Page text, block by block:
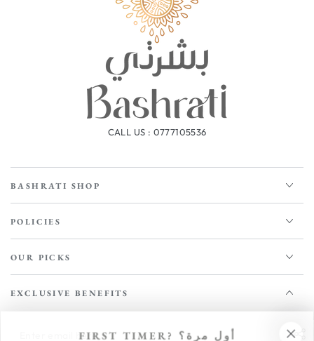
CALL US : 0777105536
BASHRATI SHOP
POLICIES
OUR PICKS
EXCLUSIVE BENEFITS
FIRST TIMER? أول مرة؟